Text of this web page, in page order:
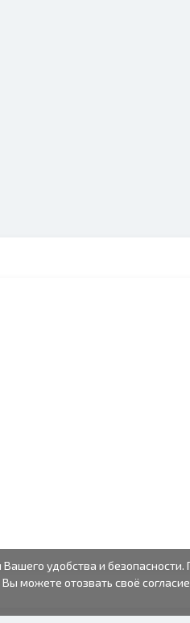
удобства и
можете отозвать своё